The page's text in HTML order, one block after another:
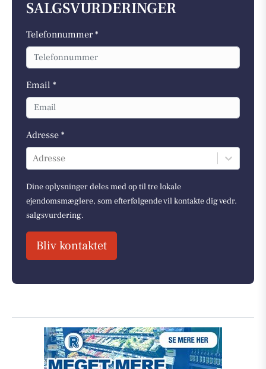
SALGSVURDERINGER
Telefonnummer *
Email *
Adresse *
Adresse
Dine oplysninger deles med op til tre lokale
ejendomsmæglere, som efterfølgende vil kontakte dig vedr.
salgsvurdering.
Bliv kontaktet